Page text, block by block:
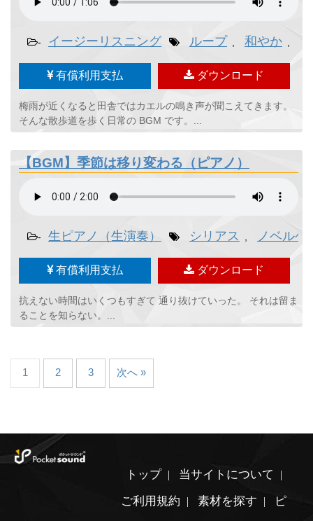
- イージーリスニング ループ 和やか
有償利用支払 ダウンロード
梅雨が近くなると田舎ではカエルの鳴き声が聞こえてきます。
そんな散歩道を歩く日常の BGM です。...
【BGM】季節は移り変わる（ピアノ）
- 生ピアノ（生演奏） シリアス ノベルゲ
有償利用支払 ダウンロード
抗えない時間はいくつもすぎて 通り抜けていった。 それは留ま
ることを知らない。...
1 2 3 次へ »
トップ
当サイトについて
ご利用規約
素材を探す ピ